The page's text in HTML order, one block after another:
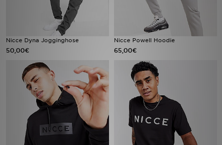
Nicce Dyna Jogginghose
50,00€
Nicce Powell Hoodie
65,00€